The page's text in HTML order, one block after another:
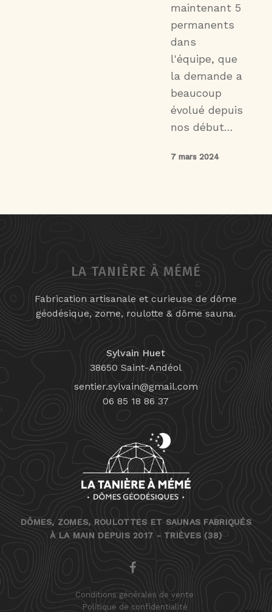
maintenant 5
permanents
dans
l'équipe, que
la demande a
beaucoup
évolué depuis
nos début…
7 mars 2024
LA TANIÈRE À MÉMÉ
Fabrication artisanale et curieuse de dôme
géodésique, zome, roulotte & dôme sauna.
Sylvain Huet
38650 Saint-Andéol
sentier.sylvain@gmail.com
06 85 18 86 37
DÔMES, ZOMES, ROULOTTES ET SAUNAS FABRIQUÉS
À LA MAIN DEPUIS 2017 - TRIÈVES (38)
FACEBOOK
Conditions générales de vente
Politique de confidentialité